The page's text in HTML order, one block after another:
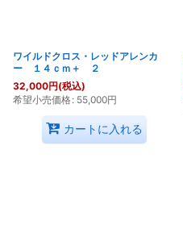
ワイルドクロス・レッドアレンカ
ー １４ｃｍ＋ ２
32,000円(税込)
希望小売価格: 55,000円
カートに入れる